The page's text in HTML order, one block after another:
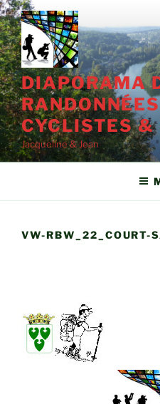
Aller
au
contenu
principal
DIAPORAMA
CYCLISTES &
Jacqueline & Jean
VW-RBW_22_COURT-